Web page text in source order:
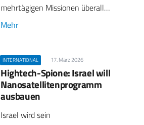
mehrtägigen Missionen überall…
Mehr
INTERNATIONAL 17. März 2026
Hightech-Spione: Israel will
Nanosatellitenprogramm
ausbauen
Israel wird sein